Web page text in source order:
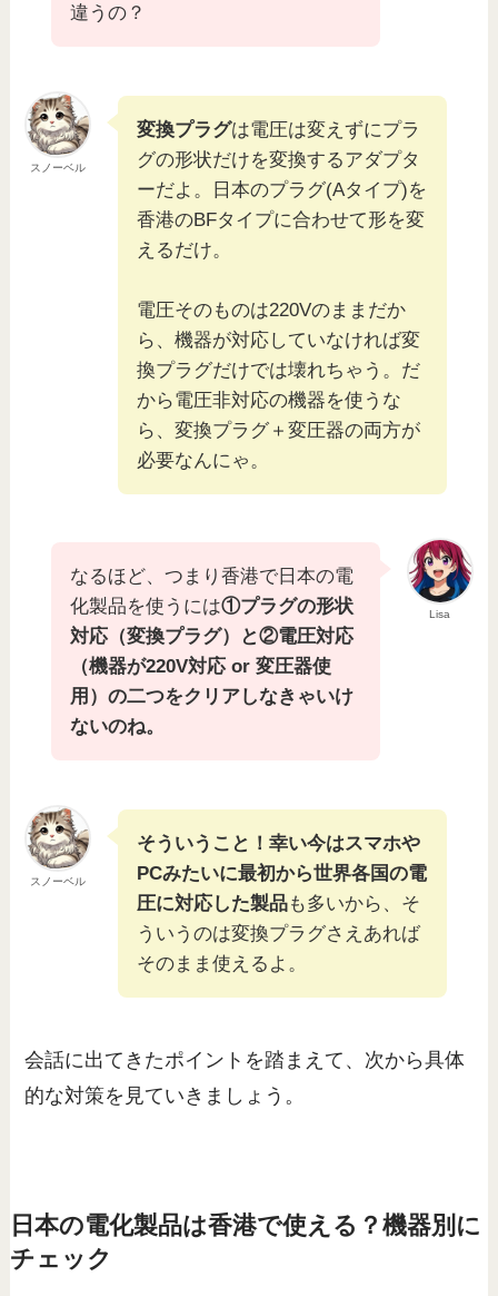
違うの？
スノーベル
変換プラグは電圧は変えずにプラ
グの形状だけを変換するアダプタ
ーだよ。日本のプラグ(Aタイプ)を
香港のBFタイプに合わせて形を変
えるだけ。
電圧そのものは220Vのままだか
ら、機器が対応していなければ変
換プラグだけでは壊れちゃう。だ
から電圧非対応の機器を使うな
ら、変換プラグ＋変圧器の両方が
必要なんにゃ。
Lisa
なるほど、つまり香港で日本の電
化製品を使うには①プラグの形状
対応（変換プラグ）と②電圧対応
（機器が220V対応 or 変圧器使
用）の二つをクリアしなきゃいけ
ないのね。
スノーベル
そういうこと！幸い今はスマホや
PCみたいに最初から世界各国の電
圧に対応した製品も多いから、そ
ういうのは変換プラグさえあれば
そのまま使えるよ。
会話に出てきたポイントを踏まえて、次から具体
的な対策を見ていきましょう。
日本の電化製品は香港で使える？機器別に
チェック